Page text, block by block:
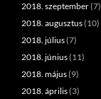
2018. szeptember(7)
2018. augusztus(10)
2018. július(7)
2018. június(11)
2018. május(9)
2018. április(3)